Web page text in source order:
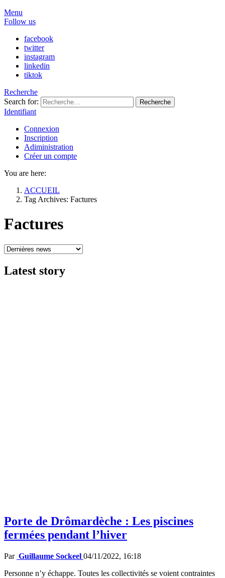
Menu
Follow us
facebook
twitter
instagram
linkedin
tiktok
Recherche
Search for:
Recherche
Identifiant
Connexion
Inscription
Adiministration
Créer un compte
You are here:
ACCUEIL
Tag Archives: Factures
Factures
Latest story
Porte de Drômardèche : Les piscines
fermées pendant l’hiver
Par Guillaume Sockeel 04/11/2022, 16:18
Personne n’y échappe. Toutes les collectivités se voient contraintes